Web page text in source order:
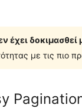
έχει δοκιμασθεί
με τις πιο